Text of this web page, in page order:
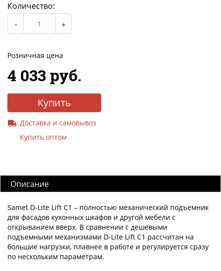
Количество:
Розничная цена
4 033 руб.
Купить
Доставка и самовывоз
Купить оптом
Описание
Samet D-Lite Lift C1 – полностью механический подъемник
для фасадов кухонных шкафов и другой мебели с
открыванием вверх. В сравнении с дешевыми
подъемными механизмами D-Lite Lift C1 рассчитан на
большие нагрузки, плавнее в работе и регулируется сразу
по нескольким параметрам.